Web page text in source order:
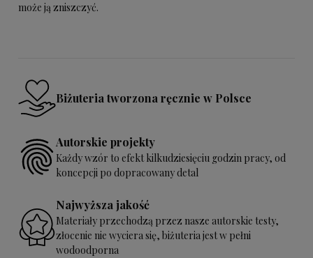
może ją zniszczyć.
Biżuteria tworzona ręcznie w Polsce
Autorskie projekty
Każdy wzór to efekt kilkudziesięciu godzin pracy, od
koncepcji po dopracowany detal
Najwyższa jakość
Materiały przechodzą przez nasze autorskie testy,
złocenie nie wyciera się, biżuteria jest w pełni
wodoodporna